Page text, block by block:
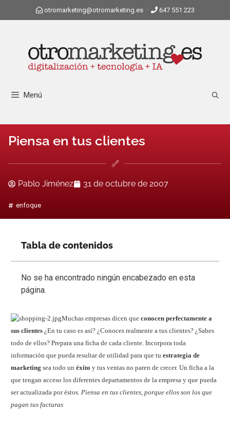
otromarketing@otromarketing.es· 647 551 223
Menú
Piensa en tus clientes
Pablo Jiménez 31 de octubre de 2007
enfoque
Muchas empresas dicen que conocen perfectamente a
sus clientes ¿En tu caso es así? ¿Conoces realmente a tus clientes? ¿Sabes
todo de ellos? Prepara una ficha de cada cliente. Incorpora toda
información que pueda resultar de utilidad para que tu estrategia de
marketing sea todo un éxito y tus ventas no paren de crecer. Un ficha a la
que tengan acceso los diferentes departamentos de la empresa y que pueda
ser actualizada por éstos. Piensa en tus clientes, porque ellos son los que
pagan tus facturas
Tabla de contenidos
No se ha encontrado ningún encabezado en esta
página.